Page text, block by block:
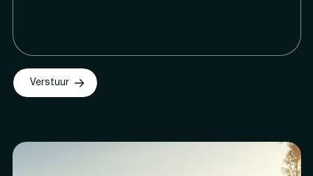
Verstuur